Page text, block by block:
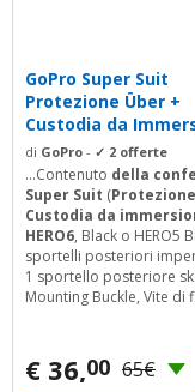
GoPro Super Suit
Protezione Über +
Custodia da
per Hero6...
di GoPro - ✓ 2 offerte
...Contenuto della
Super Suit (
Custodia da
HERO6, Black o HERO5
sportelli posteriori
1 sportello posteriore
Mounting Buckle, Vite di
€ 36,00 65€